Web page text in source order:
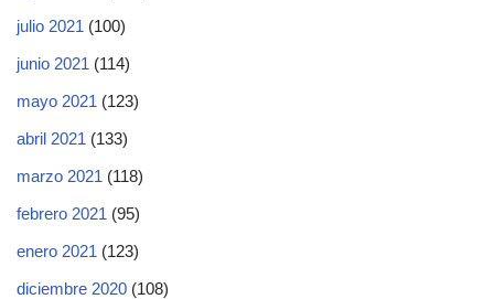
julio 2021 (100)
junio 2021 (114)
mayo 2021 (123)
abril 2021 (133)
marzo 2021 (118)
febrero 2021 (95)
enero 2021 (123)
diciembre 2020 (108)